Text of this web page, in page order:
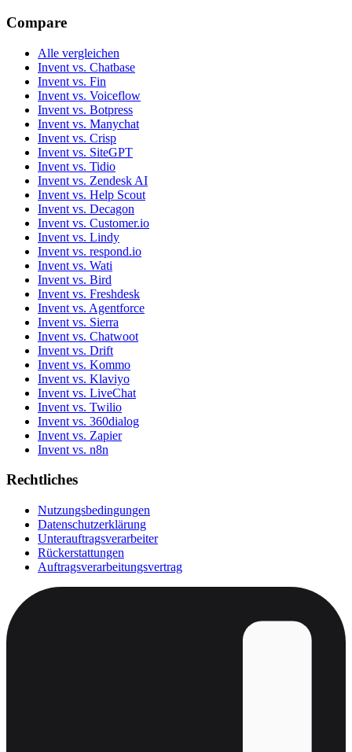
Compare
Alle vergleichen
Invent vs. Chatbase
Invent vs. Fin
Invent vs. Voiceflow
Invent vs. Botpress
Invent vs. Manychat
Invent vs. Crisp
Invent vs. SiteGPT
Invent vs. Tidio
Invent vs. Zendesk AI
Invent vs. Help Scout
Invent vs. Decagon
Invent vs. Customer.io
Invent vs. Lindy
Invent vs. respond.io
Invent vs. Wati
Invent vs. Bird
Invent vs. Freshdesk
Invent vs. Agentforce
Invent vs. Sierra
Invent vs. Chatwoot
Invent vs. Drift
Invent vs. Kommo
Invent vs. Klaviyo
Invent vs. LiveChat
Invent vs. Twilio
Invent vs. 360dialog
Invent vs. Zapier
Invent vs. n8n
Rechtliches
Nutzungsbedingungen
Datenschutzerklärung
Unterauftragsverarbeiter
Rückerstattungen
Auftragsverarbeitungsvertrag